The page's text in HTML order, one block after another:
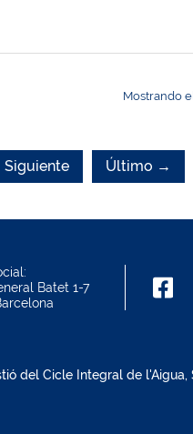
Mostrando
Siguiente Último →
Batet 1-7
del Cicle Integral de l'Aigua,